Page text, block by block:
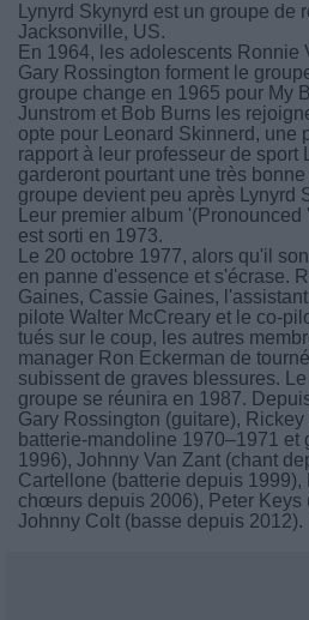
Lynyrd Skynyrd est un groupe de
Jacksonville, US.
En 1964, les adolescents Ronnie
Gary Rossington forment le
groupe change en 1965 pour My
Junstrom et Bob Burns les
opte pour Leonard Skinnerd, une
rapport à leur professeur de sport
garderont pourtant une très
groupe devient peu après Lynyrd
Leur premier album
est sorti en 1973.
Le 20 octobre 1977, alors qu'il
en panne d'essence et s'écrase.
Gaines, Cassie Gaines,
pilote Walter McCreary et le co-
tués sur le coup, les autres
manager Ron Eckerman de
subissent de graves blessures.
groupe se réunira en 1987.
Gary Rossington (guitare),
batterie-mandoline 1970–1971
1996), Johnny Van Zant (chant
Cartellone (batterie depuis 1999),
chœurs depuis 2006), Peter Keys
Johnny Colt (basse depuis 2012).